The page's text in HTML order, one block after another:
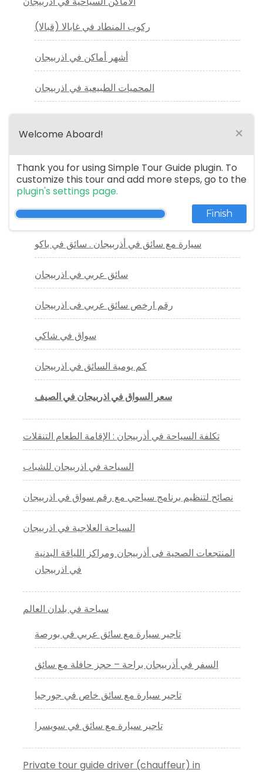
ركوب المنطاد في غابالا (قبالا)
أشهر أماكن في اذربيجان
المحميات الطبيعية في اذربيجان
سائق خاص فى اذربيجان
مرشد سياحي في اذربيجان
دليل سياحي عربي في باكو
سيارة مع سائق في أذربيجان . سائق في باكو
سائق عربي في اذربيجان
رقم ارخص سائق عربي فى اذربيجان
سواق في شاكي
كم يومية السائق في اذربيجان
سعر السواق في اذربيجان في الصيف
تكلفة السياحة في أذربيجان : الإقامة الطعام التنقلات
السياحة في اذربيجان للشباب
نصائح لتنظيم برنامج سياحي مع رقم سواق في اذربيجان
السياحة العلاجية في اذربيجان
المنتجعات الصحية فى أذربيجان ومراكز اللياقة البدنية
في اذربيجان
سياحة في بلدان العالم
تاجير سيارة مع سائق عربي في بورصة
السفر في أذربيجان براحة – حجز حافلة مع سائق
تاجير سيارة مع سائق خاص في جورجيا
تاجير سيارة مع سائق في سويسرا
Private tour guide driver (chauffeur) in
Welcome Aboard! ×
Thank you for using Simple Tour Guide plugin. To
customize this tour and add more steps, go to the
plugin's settings page.
Finish